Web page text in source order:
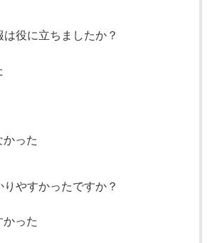
役に立ちましたか？
かった
やすかったですか？
かった